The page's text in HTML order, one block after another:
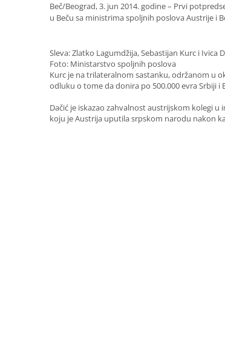
Beč/Beograd, 3. jun 2014. godine – Prvi
u Beču sa ministrima spoljnih poslova Austrije i
Sleva: Zlatko Lagumdžija, Sebastijan Kurc i Ivica
Foto: Ministarstvo spoljnih poslova
Kurc je na trilateralnom sastanku, održanom u
odluku o tome da donira po 500.000 evra Srbiji i
Dačić je iskazao zahvalnost austrijskom kolegi
koju je Austrija uputila srpskom narodu nakon